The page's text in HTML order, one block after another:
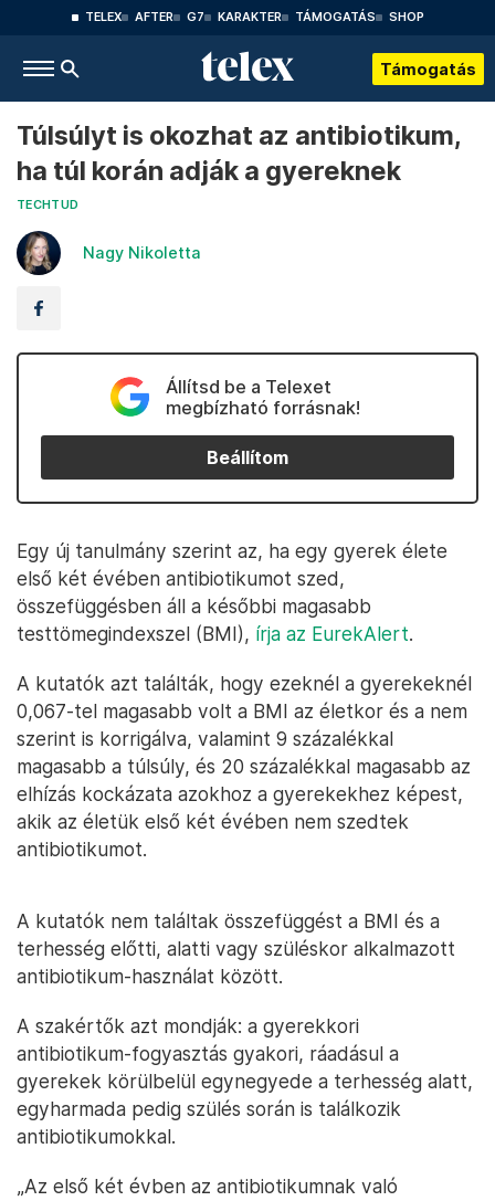
TELEX AFTER G7 KARAKTER TÁMOGATÁS SHOP
Támogatás
Túlsúlyt is okozhat az antibiotikum,
ha túl korán adják a gyereknek
TECHTUD
Nagy Nikoletta
Állítsd be a Telexet
megbízható forrásnak!
Beállítom
Egy új tanulmány szerint az, ha egy gyerek élete
első két évében antibiotikumot szed,
összefüggésben áll a későbbi magasabb
testtömegindexszel (BMI), írja az EurekAlert.
A kutatók azt találták, hogy ezeknél a gyerekeknél
0,067-tel magasabb volt a BMI az életkor és a nem
szerint is korrigálva, valamint 9 százalékkal
magasabb a túlsúly, és 20 százalékkal magasabb az
elhízás kockázata azokhoz a gyerekekhez képest,
akik az életük első két évében nem szedtek
antibiotikumot.
A kutatók nem találtak összefüggést a BMI és a
terhesség előtti, alatti vagy szüléskor alkalmazott
antibiotikum-használat között.
A szakértők azt mondják: a gyerekkori
antibiotikum-fogyasztás gyakori, ráadásul a
gyerekek körülbelül egynegyede a terhesség alatt,
egyharmada pedig szülés során is találkozik
antibiotikumokkal.
„Az első két évben az antibiotikumnak való